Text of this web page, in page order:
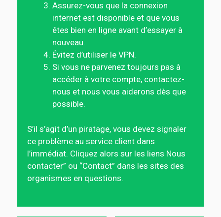
Assurez-vous que la connexion
internet est disponible et que vous
êtes bien en ligne avant d’essayer à
nouveau.
Évitez d’utiliser le VPN.
Si vous ne parvenez toujours pas à
accéder à votre compte, contactez-
nous et nous vous aiderons dès que
possible.
S’il s’agit d’un piratage, vous devez signaler
ce problème au service client dans
l’immédiat. Cliquez alors sur les liens Nous
contacter” ou “Contact” dans les sites des
organismes en questions.